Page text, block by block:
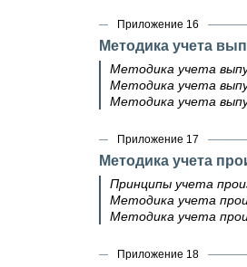
Приложение 16
Методика учета
Методика учета
Методика учета
Методика учета
Приложение 17
Методика учета
Принципы учета
Методика учета
Методика учета
Приложение 18